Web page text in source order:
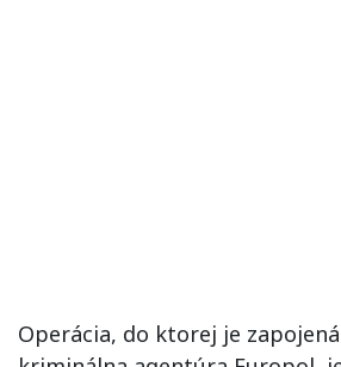
Operácia, do ktorej je